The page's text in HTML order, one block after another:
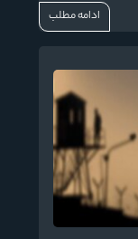
ادامه مطلب